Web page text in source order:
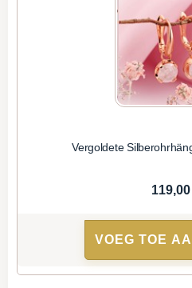
Vergoldete
VOEG TOE